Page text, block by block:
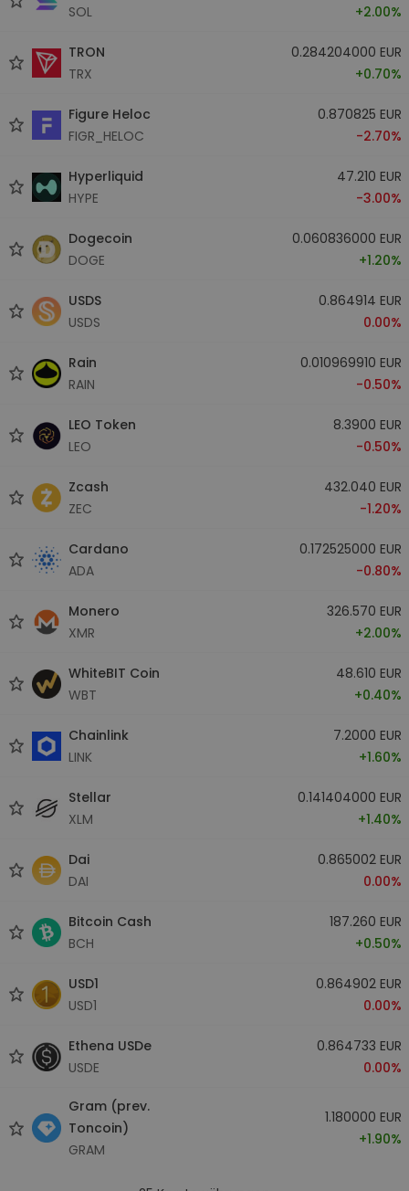
SOL
+2.00%
TRON
TRX
0.284204000 EUR
+0.70%
Figure Heloc
FIGR_HELOC
0.870825 EUR
-2.70%
Hyperliquid
HYPE
47.210 EUR
-3.00%
Dogecoin
DOGE
0.060836000 EUR
+1.20%
USDS
USDS
0.864914 EUR
0.00%
Rain
RAIN
0.010969910 EUR
-0.50%
LEO Token
LEO
8.3900 EUR
-0.50%
Zcash
ZEC
432.040 EUR
-1.20%
Cardano
ADA
0.172525000 EUR
-0.80%
Monero
XMR
326.570 EUR
+2.00%
WhiteBIT Coin
WBT
48.610 EUR
+0.40%
Chainlink
LINK
7.2000 EUR
+1.60%
Stellar
XLM
0.141404000 EUR
+1.40%
Dai
DAI
0.865002 EUR
0.00%
Bitcoin Cash
BCH
187.260 EUR
+0.50%
USD1
USD1
0.864902 EUR
0.00%
Ethena USDe
USDE
0.864733 EUR
0.00%
Gram (prev.
Toncoin)
GRAM
1.180000 EUR
+1.90%